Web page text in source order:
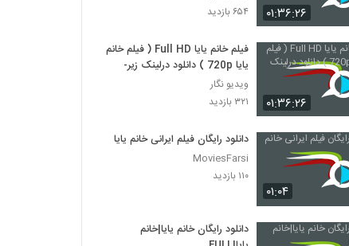
۰۱:۳۶:۲۶
۶۵۴ بازدید
۰۱:۳۶:۲۶
فیلم خانم یایا Full HD ( فیلم خانم
یایا 720p ) دانلود درلینک زیر-
ویدیو نگار
۳۲۱ بازدید
۰۱:۰۴
دانلود رایگان فیلم ایرانی خانم یایا
MoviesFarsi
۱۱۰ بازدید
دانلود رایگان خانم یایا|خانم